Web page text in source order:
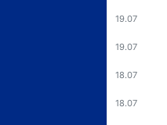
19.07
19.07
18.07
18.07